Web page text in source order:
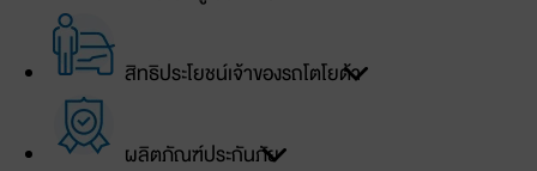
สิทธิประโยชน์เจ้าของรถโตโยต้า
ผลิตภัณฑ์ประกันภัย
เข้าสู่ระบบ